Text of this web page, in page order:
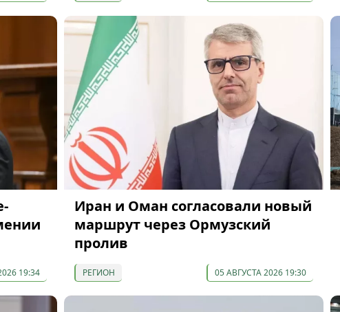
19:34
Иран и Оман согласовали новый
маршрут через Ормузский
пролив
РЕГИОН 05 АВГУСТА 2026 19:30